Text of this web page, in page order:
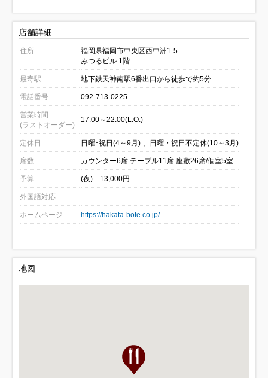
店舗詳細
住所
福岡県福岡市中央区西中洲1-5
みつるビル 1階
最寄駅 地下鉄天神南駅6番出口から徒歩で約5分
電話番号 092-713-0225
営業時間
(ラストオーダー)
17:00～22:00(L.O.)
定休日 日曜･祝日(4～9月) 、日曜・祝日不定休(10～3月)
席数 カウンター6席 テーブル11席 座敷26席/個室5室
予算 (夜) 13,000円
外国語対応
ホームページ https://hakata-bote.co.jp/
地図